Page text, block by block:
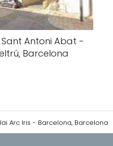
Antoni Abat -
Barcelona
Arc Iris - Barcelona, Barcelona